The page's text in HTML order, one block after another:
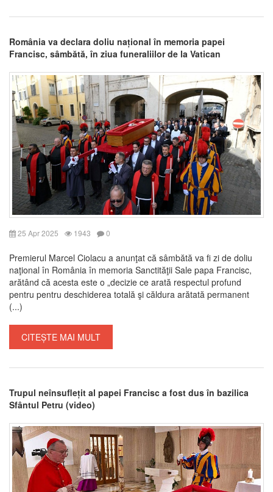
România va declara doliu național în memoria papei
Francisc, sâmbătă, în ziua funeraliilor de la Vatican
25 Apr 2025 1943 0
Premierul Marcel Ciolacu a anunţat că sâmbătă va fi zi de doliu
naţional în România în memoria Sanctităţii Sale papa Francisc,
arătând că acesta este o „decizie ce arată respectul profund
pentru pentru deschiderea totală şi căldura arătată permanent
(...)
CITEȘTE MAI MULT
Trupul neînsuflețit al papei Francisc a fost dus în bazilica
Sfântul Petru (video)